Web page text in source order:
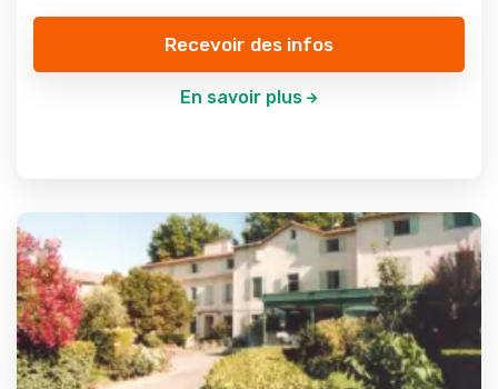
Recevoir des infos
En savoir plus